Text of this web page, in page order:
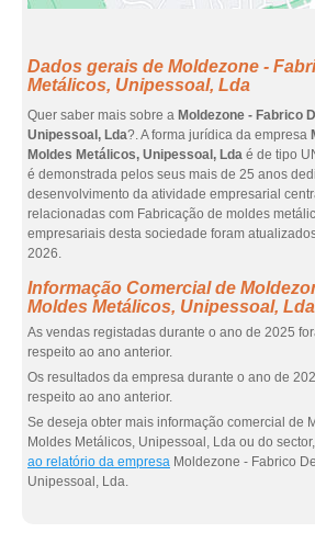
Dados gerais de Moldezone -
Metálicos, Unipessoal, Lda
Quer saber mais sobre a Moldezone - Fabrico
Unipessoal, Lda?. A forma jurídica da empresa
Moldes Metálicos, Unipessoal, Lda é de tipo
é demonstrada pelos seus mais de 25 anos
desenvolvimento da atividade empresarial
relacionadas com Fabricação de moldes
empresariais desta sociedade foram
2026.
Informação Comercial de
Moldes Metálicos, Unipessoal, Lda
As vendas registadas durante o ano de 2025
respeito ao ano anterior.
Os resultados da empresa durante o ano de
respeito ao ano anterior.
Se deseja obter mais informação comercial de
Moldes Metálicos, Unipessoal, Lda ou do sector,
ao relatório da empresa Moldezone - Fabrico
Unipessoal, Lda.